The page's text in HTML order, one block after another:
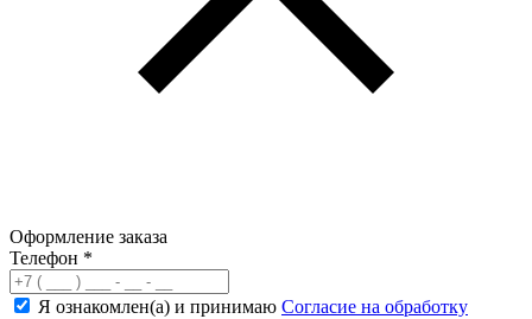
Оформление заказа
Телефон *
Я ознакомлен(а) и принимаю Согласие на обработку